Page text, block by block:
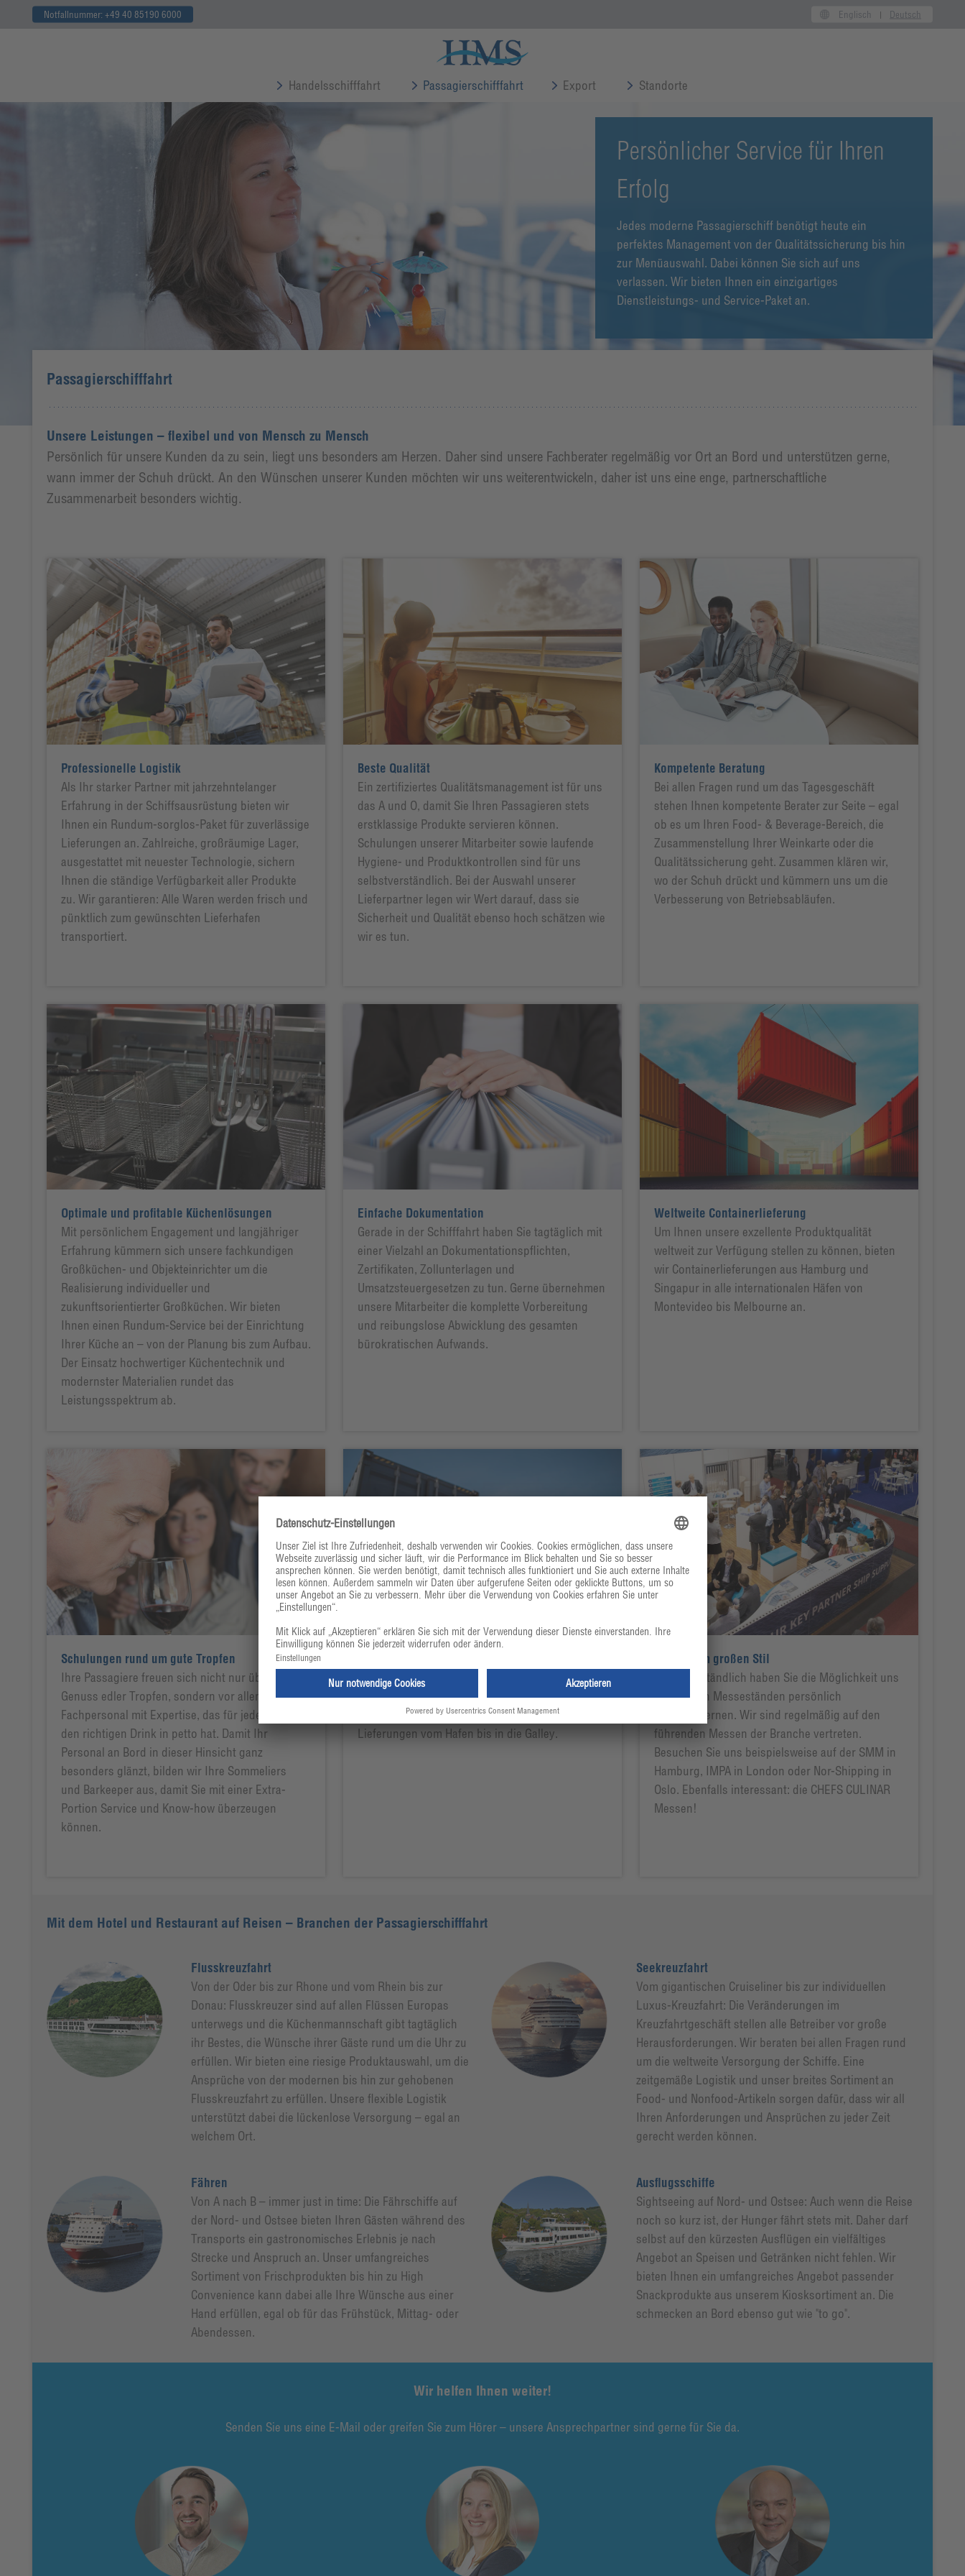
Notfallnummer: +49 40 85190 6000 Englisch Deutsch
Handelsschifffahrt Passagierschifffahrt Export Standorte
Persönlicher Service für Ihren
Erfolg
Jedes moderne Passagierschiff benötigt heute ein
perfektes Management von der Qualitätssicherung bis hin
zur Menüauswahl. Dabei können Sie sich auf uns
verlassen. Wir bieten Ihnen ein einzigartiges
Dienstleistungs- und Service-Paket an.
Passagierschifffahrt
Unsere Leistungen – flexibel und von Mensch zu Mensch
Persönlich für unsere Kunden da zu sein, liegt uns besonders am Herzen. Daher sind unsere Fachberater regelmäßig vor Ort an Bord und unterstützen gerne,
wann immer der Schuh drückt. An den Wünschen unserer Kunden möchten wir uns weiterentwickeln, daher ist uns eine enge, partnerschaftliche
Zusammenarbeit besonders wichtig.
Professionelle Logistik
Als Ihr starker Partner mit jahrzehntelanger
Erfahrung in der Schiffsausrüstung bieten wir
Ihnen ein Rundum-sorglos-Paket für zuverlässige
Lieferungen an. Zahlreiche, großräumige Lager,
ausgestattet mit neuester Technologie, sichern
Ihnen die ständige Verfügbarkeit aller Produkte
zu. Wir garantieren: Alle Waren werden frisch und
pünktlich zum gewünschten Lieferhafen
transportiert.
Beste Qualität
Ein zertifiziertes Qualitätsmanagement ist für uns
das A und O, damit Sie Ihren Passagieren stets
erstklassige Produkte servieren können.
Schulungen unserer Mitarbeiter sowie laufende
Hygiene- und Produktkontrollen sind für uns
selbstverständlich. Bei der Auswahl unserer
Lieferpartner legen wir Wert darauf, dass sie
Sicherheit und Qualität ebenso hoch schätzen wie
wir es tun.
Kompetente Beratung
Bei allen Fragen rund um das Tagesgeschäft
stehen Ihnen kompetente Berater zur Seite – egal
ob es um Ihren Food- & Beverage-Bereich, die
Zusammenstellung Ihrer Weinkarte oder die
Qualitätssicherung geht. Zusammen klären wir,
wo der Schuh drückt und kümmern uns um die
Verbesserung von Betriebsabläufen.
Optimale und profitable Küchenlösungen
Mit persönlichem Engagement und langjähriger
Erfahrung kümmern sich unsere fachkundigen
Großküchen- und Objekteinrichter um die
Realisierung individueller und
zukunftsorientierter Großküchen. Wir bieten
Ihnen einen Rundum-Service bei der Einrichtung
Ihrer Küche an – von der Planung bis zum Aufbau.
Der Einsatz hochwertiger Küchentechnik und
modernster Materialien rundet das
Leistungsspektrum ab.
Einfache Dokumentation
Gerade in der Schifffahrt haben Sie tagtäglich mit
einer Vielzahl an Dokumentationspflichten,
Zertifikaten, Zollunterlagen und
Umsatzsteuergesetzen zu tun. Gerne übernehmen
unsere Mitarbeiter die komplette Vorbereitung
und reibungslose Abwicklung des gesamten
bürokratischen Aufwands.
Weltweite Containerlieferung
Um Ihnen unsere exzellente Produktqualität
weltweit zur Verfügung stellen zu können, bieten
wir Containerlieferungen aus Hamburg und
Singapur in alle internationalen Häfen von
Montevideo bis Melbourne an.
Schulungen rund um gute Tropfen
Ihre Passagiere freuen sich nicht nur über den
Genuss edler Tropfen, sondern vor allem über
Fachpersonal mit Expertise, das für jeden Gast
den richtigen Drink in petto hat. Damit Ihr
Personal an Bord in dieser Hinsicht ganz
besonders glänzt, bilden wir Ihre Sommeliers
und Barkeeper aus, damit Sie mit einer Extra-
Portion Service und Know-how überzeugen
können.
"An Bord vor Ort" lautet die Devise: Als
besonderen Service betreuen wir die Storings all
Ihrer Waren an Bord. Wir begleiten die
Lieferungen vom Hafen bis in die Galley.
Messen im großen Stil
Selbstverständlich haben Sie die Möglichkeit uns
an unseren Messeständen persönlich
kennenzulernen. Wir sind regelmäßig auf den
führenden Messen der Branche vertreten.
Besuchen Sie uns beispielsweise auf der SMM in
Hamburg, IMPA in London oder Nor-Shipping in
Oslo. Ebenfalls interessant: die CHEFS CULINAR
Messen!
Mit dem Hotel und Restaurant auf Reisen – Branchen der Passagierschifffahrt
Flusskreuzfahrt
Von der Oder bis zur Rhone und vom Rhein bis zur
Donau: Flusskreuzer sind auf allen Flüssen Europas
unterwegs und die Küchenmannschaft gibt tagtäglich
ihr Bestes, die Wünsche ihrer Gäste rund um die Uhr zu
erfüllen. Wir bieten eine riesige Produktauswahl, um die
Ansprüche von der modernen bis hin zur gehobenen
Flusskreuzfahrt zu erfüllen. Unsere flexible Logistik
unterstützt dabei die lückenlose Versorgung – egal an
welchem Ort.
Seekreuzfahrt
Vom gigantischen Cruiseliner bis zur individuellen
Luxus-Kreuzfahrt: Die Veränderungen im
Kreuzfahrtgeschäft stellen alle Betreiber vor große
Herausforderungen. Wir beraten bei allen Fragen rund
um die weltweite Versorgung der Schiffe. Eine
zeitgemäße Logistik und unser breites Sortiment an
Food- und Nonfood-Artikeln sorgen dafür, dass wir all
Ihren Anforderungen und Ansprüchen zu jeder Zeit
gerecht werden können.
Fähren
Von A nach B – immer just in time: Die Fährschiffe auf
der Nord- und Ostsee bieten Ihren Gästen während des
Transports ein gastronomisches Erlebnis je nach
Strecke und Anspruch an. Unser umfangreiches
Sortiment von Frischprodukten bis hin zu High
Convenience kann dabei alle Ihre Wünsche aus einer
Hand erfüllen, egal ob für das Frühstück, Mittag- oder
Abendessen.
Ausflugsschiffe
Sightseeing auf Nord- und Ostsee: Auch wenn die Reise
noch so kurz ist, der Hunger fährt stets mit. Daher darf
selbst auf den kürzesten Ausflügen ein vielfältiges
Angebot an Speisen und Getränken nicht fehlen. Wir
bieten Ihnen ein umfangreiches Angebot passender
Snackprodukte aus unserem Kiosksortiment an. Die
schmecken an Bord ebenso gut wie "to go".
Wir helfen Ihnen weiter!
Senden Sie uns eine E-Mail oder greifen Sie zum Hörer – unsere Ansprechpartner sind gerne für Sie da.